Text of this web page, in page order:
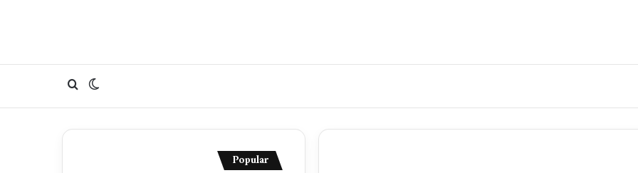
بحثالوضع
المظلم
Popular